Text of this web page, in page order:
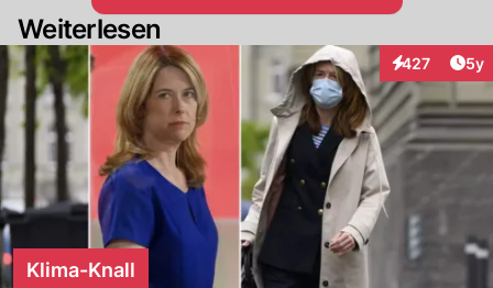
Weiterlesen
427
Interaktionen
5y
Klima-Knall